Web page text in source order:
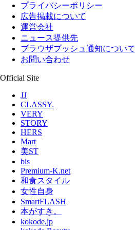
プライバシーポリシー
広告掲載について
運営会社
ニュース提供先
ブラウザプッシュ通知について
お問い合わせ
Official Site
JJ
CLASSY.
VERY
STORY
HERS
Mart
美ST
bis
Premium-K.net
和食スタイル
女性自身
SmartFLASH
本がすき。
kokode.jp